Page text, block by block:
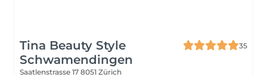
Tina Beauty Style
Schwamendingen
35
Saatlenstrasse 17 8051 Zürich